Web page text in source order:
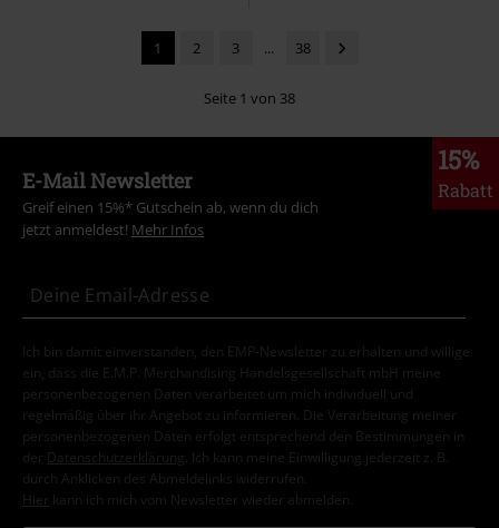
1 2 3 ... 38
Seite 1 von 38
15%
Rabatt
E-Mail Newsletter
Greif einen 15%* Gutschein ab, wenn du dich
jetzt anmeldest! Mehr Infos
Ich bin damit einverstanden, den EMP-Newsletter zu erhalten und willige
ein, dass die E.M.P. Merchandising Handelsgesellschaft mbH meine
personenbezogenen Daten verarbeitet um mich individuell und
regelmäßig über ihr Angebot zu informieren. Die Verarbeitung meiner
personenbezogenen Daten erfolgt entsprechend den Bestimmungen in
der
Datenschutzerklärung
. Ich kann meine Einwilligung jederzeit z. B.
durch Anklicken des Abmeldelinks widerrufen.
Hier kann ich mich vom Newsletter wieder abmelden.